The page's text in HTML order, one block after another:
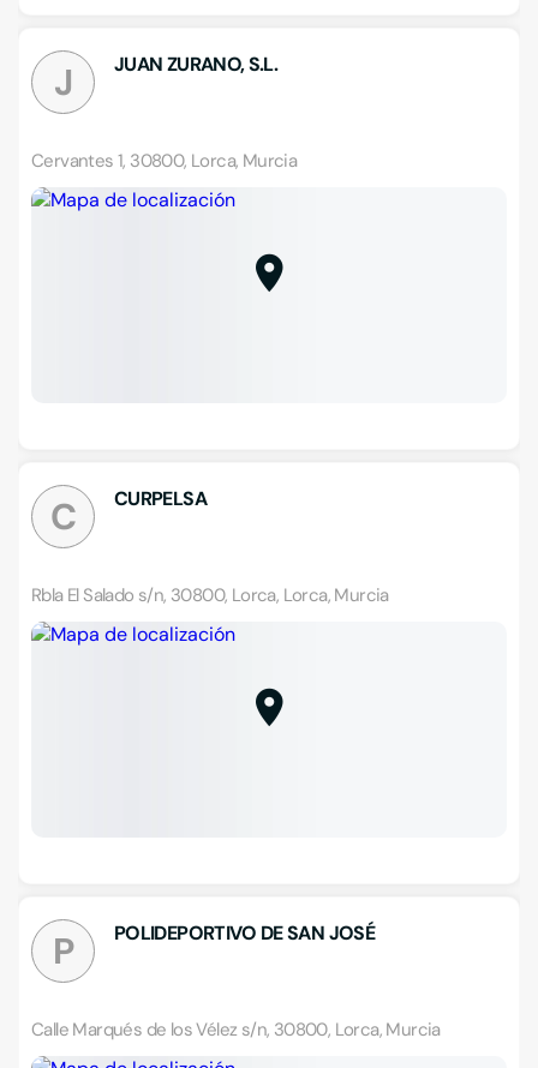
J JUAN ZURANO, S.L.
Cervantes 1, 30800, Lorca, Murcia
C CURPELSA
Rbla El Salado s/n, 30800, Lorca, Lorca, Murcia
P POLIDEPORTIVO DE SAN JOSÉ
Calle Marqués de los Vélez s/n, 30800, Lorca, Murcia